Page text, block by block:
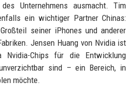
Unternehmens ausmacht. Tim
ein wichtiger Partner Chinas:
seiner iPhones und anderer
Jensen Huang von Nvidia ist
Nvidia-Chips für die Entwicklung
sind – ein Bereich, in
möchte.